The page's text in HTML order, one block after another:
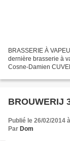
BRASSERIE À
dernière brasserie à
Cosne-Damien
BROUWERIJ
Publié le 26/02/2014
Par Dom